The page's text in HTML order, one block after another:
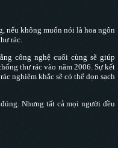
nếu không muốn nói là hoa ngôn
rác.
công nghệ cuối cùng sẽ giúp
thư rác vào năm 2006. Sự kết
nghiêm khắc sẽ có thể dọn sạch
Nhưng tất cả mọi người đều